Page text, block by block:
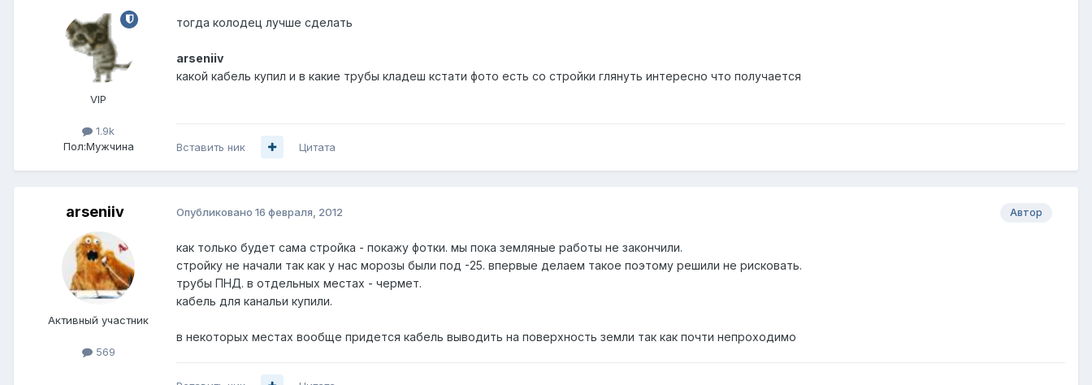
VIP
1.9k
Пол:Мужчина
тогда колодец лучше сделать
arseniiv
какой кабель купил и в какие трубы кладеш кстати фото есть со стройки глянуть интересно что получается
Вставить ник Цитата
arseniiv
Активный участник
569
Автор
Опубликовано 16 февраля, 2012
как только будет сама стройка - покажу фотки. мы пока земляные работы не закончили.
стройку не начали так как у нас морозы были под -25. впервые делаем такое поэтому решили не рисковать.
трубы ПНД. в отдельных местах - чермет.
кабель для канальи купили.
в некоторых местах вообще придется кабель выводить на поверхность земли так как почти непроходимо